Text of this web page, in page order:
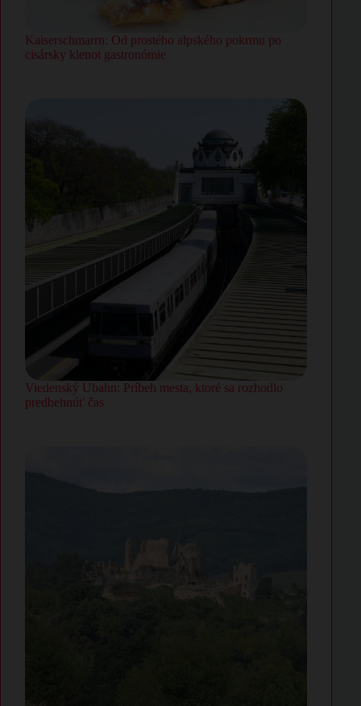
Kaiserschmarrn: Od prostého alpského pokrmu po
cisársky klenot gastronómie
Viedenský Ubahn: Príbeh mesta, ktoré sa rozhodlo
predbehnúť čas